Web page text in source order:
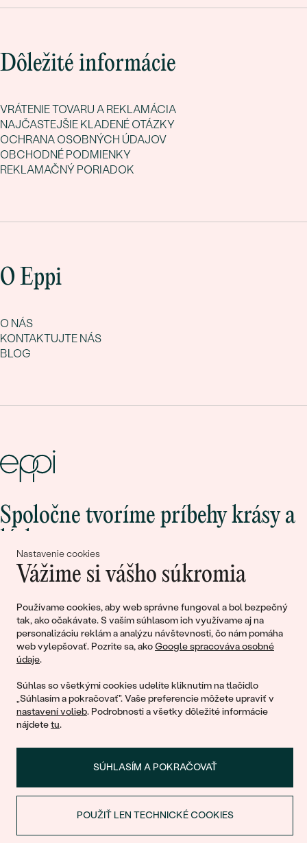
Nastavenie cookies
Vážime si vášho súkromia
Používame cookies, aby web správne fungoval a bol bezpečný
tak, ako očakávate. S vaším súhlasom ich využívame aj na
personalizáciu reklám a analýzu návštevnosti, čo nám pomáha
web vylepšovať. Pozrite sa, akoGoogle spracováva osobné
údaje.
Súhlas so všetkými cookies udelíte kliknutím na tlačidlo
„Súhlasím a pokračovať". Vaše preferencie môžete upraviť v
nastavení volieb. Podrobnosti a všetky dôležité informácie
nájdetetu.
SÚHLASÍM A POKRAČOVAŤ
POUŽIŤ LEN TECHNICKÉ COOKIES
Dôležité informácie
VRÁTENIE TOVARU A REKLAMÁCIA
NAJČASTEJŠIE KLADENÉ OTÁZKY
OCHRANA OSOBNÝCH ÚDAJOV
OBCHODNÉ PODMIENKY
REKLAMAČNÝ PORIADOK
O Eppi
O NÁS
KONTAKTUJTE NÁS
BLOG
Spoločne tvoríme príbehy krásy a
Pripojte sa k nám!
© 2011 - 2026, Eppi.sk
ZĽAVA NA PRVÝ NÁKUP